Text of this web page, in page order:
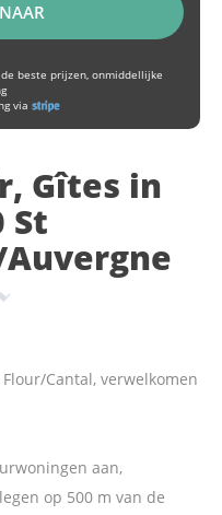
beste prijzen, onmiddellijke
via
Gîtes in
St
Cantal, verwelkomen
aan,
op 500 m van de